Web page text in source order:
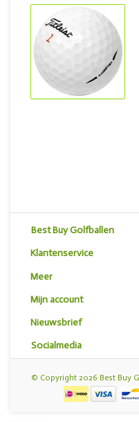
Best Buy Golfballen
Klantenservice
Meer
Mijn account
Nieuwsbrief
Socialmedia
© Copyright 2026 Best Buy